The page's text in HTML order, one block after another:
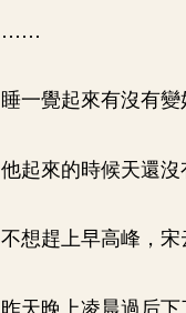
……
睡一覺起來有沒有變
他起來的時候天還沒
不想趕上早高峰，宋
昨天晚上凌晨過后